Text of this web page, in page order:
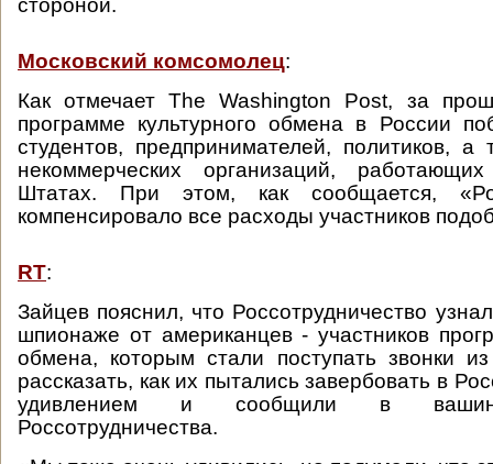
стороной.
Московский комсомолец:
Как отмечает The Washington Post, за
программе культурного обмена в России
студентов, предпринимателей, политиков, а
некоммерческих организаций,
Штатах. При этом, как сообщается,
компенсировало все расходы участников
RT:
Зайцев пояснил, что Россотрудничество
шпионаже от американцев - участников
обмена, которым стали поступать звонки
рассказать, как их пытались завербовать в
удивлением и сообщили в
Россотрудничества.